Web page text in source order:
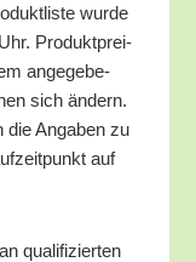
wur­de
Pro­dukt­prei­
ange­ge­be­
sich ändern.
die Anga­ben zu
auf
qua­li­fi­zier­ten